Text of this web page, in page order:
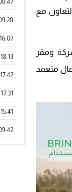
مع
ومقر
متعمد
16:07
18:13
17:42
17:31
15:41